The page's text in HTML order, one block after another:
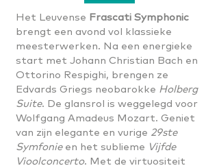
Het Leuvense Frascati Symphonic
brengt een avond vol klassieke
meesterwerken. Na een energieke
start met Johann Christian Bach en
Ottorino Respighi, brengen ze
Edvards Griegs neobarokke Holberg
Suite. De glansrol is weggelegd voor
Wolfgang Amadeus Mozart. Geniet
van zijn elegante en vurige 29ste
Symfonieen het sublieme Vijfde
Vioolconcerto. Met de virtuositeit